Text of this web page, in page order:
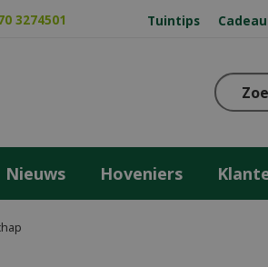
3274501 Tuintips
Nieuws Hoveniers